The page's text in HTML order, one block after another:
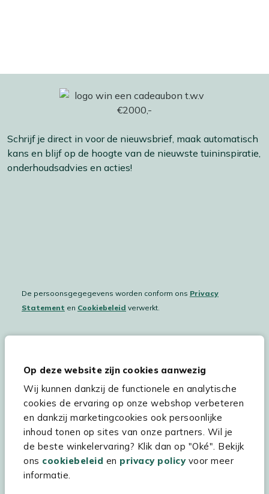
Op deze website zijn cookies aanwezig
Wij kunnen dankzij de functionele en analytische
cookies de ervaring op onze webshop verbeteren
en dankzij marketingcookies ook persoonlijke
inhoud tonen op sites van onze partners. Wil je
de beste winkelervaring? Klik dan op "Oké". Bekijk
ons cookiebeleid en privacy policyvoor meer
informatie.
Schrijf je direct in voor de nieuwsbrief, maak automatisch
kans en blijf op de hoogte van de nieuwste tuininspiratie,
onderhoudsadvies en acties!
De persoonsgegegevens worden conform ons Privacy
Statement en Cookiebeleid verwerkt.
Hulp & service
Assortiment
Kees Smit Tuinmeubelen
Experience Stores XXL